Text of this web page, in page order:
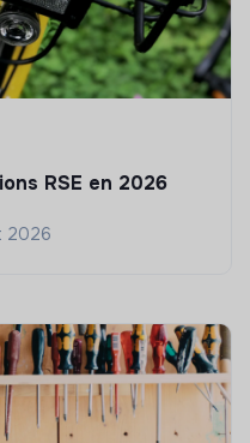
RSE en 2026
2026